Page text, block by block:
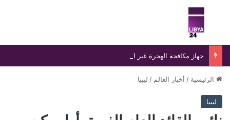
بحث عن
الرئيسية / أخبار العالم / ليبيا
ليبيا